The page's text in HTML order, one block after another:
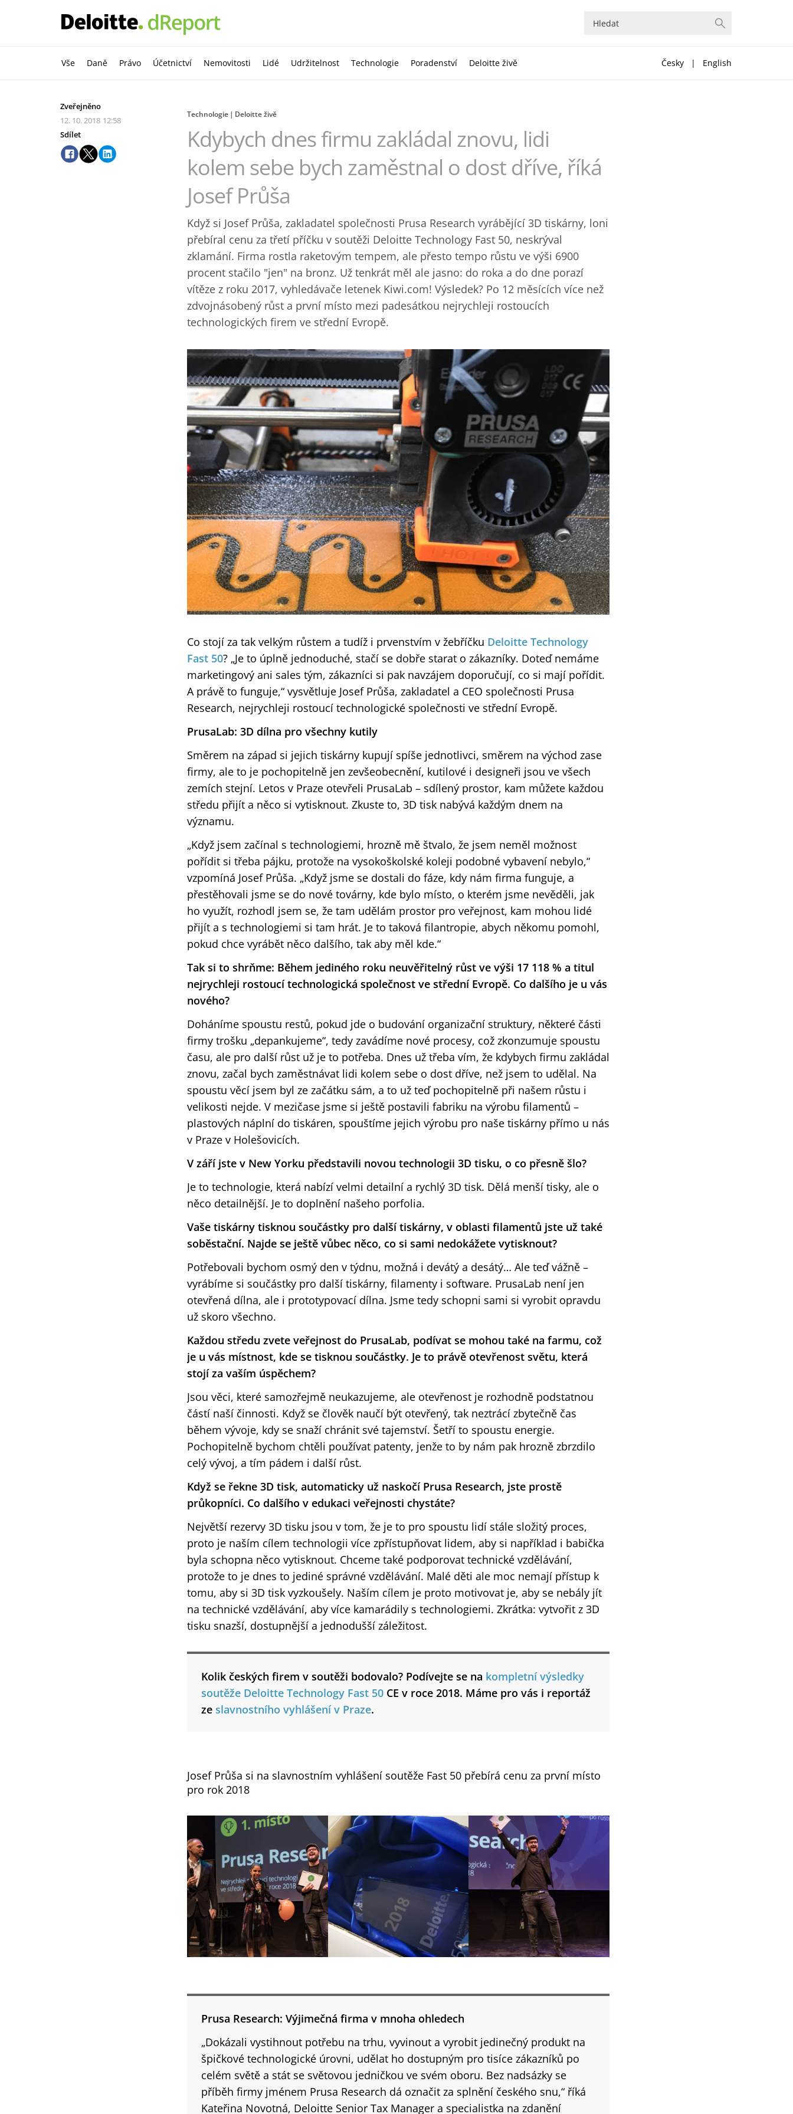
Vše Daně Právo Účetnictví Nemovitosti Lidé Udržitelnost Technologie Poradenství Deloitte živě Česky | English
Zveřejněno
12. 10. 2018 12:58
Sdílet
Technologie Deloitte živě
Kdybych dnes firmu zakládal znovu, lidi
kolem sebe bych zaměstnal o dost dříve, říká
Josef Průša
Když si Josef Průša, zakladatel společnosti Prusa Research vyrábějící 3D tiskárny, loni
přebíral cenu za třetí příčku v soutěži Deloitte Technology Fast 50, neskrýval
zklamání. Firma rostla raketovým tempem, ale přesto tempo růstu ve výši 6900
procent stačilo "jen" na bronz. Už tenkrát měl ale jasno: do roka a do dne porazí
vítěze z roku 2017, vyhledávače letenek Kiwi.com! Výsledek? Po 12 měsících více než
zdvojnásobený růst a první místo mezi padesátkou nejrychleji rostoucích
technologických firem ve střední Evropě.
Co stojí za tak velkým růstem a tudíž i prvenstvím v žebříčku Deloitte Technology
Fast 50? „Je to úplně jednoduché, stačí se dobře starat o zákazníky. Doteď nemáme
marketingový ani sales tým, zákazníci si pak navzájem doporučují, co si mají pořídit.
A právě to funguje,“ vysvětluje Josef Průša, zakladatel a CEO společnosti Prusa
Research, nejrychleji rostoucí technologické společnosti ve střední Evropě.
PrusaLab: 3D dílna pro všechny kutily
Směrem na západ si jejich tiskárny kupují spíše jednotlivci, směrem na východ zase
firmy, ale to je pochopitelně jen zevšeobecnění, kutilové i designeři jsou ve všech
zemích stejní. Letos v Praze otevřeli PrusaLab – sdílený prostor, kam můžete každou
středu přijít a něco si vytisknout. Zkuste to, 3D tisk nabývá každým dnem na
významu.
„Když jsem začínal s technologiemi, hrozně mě štvalo, že jsem neměl možnost
pořídit si třeba pájku, protože na vysokoškolské koleji podobné vybavení nebylo,“
vzpomíná Josef Průša. „Když jsme se dostali do fáze, kdy nám firma funguje, a
přestěhovali jsme se do nové továrny, kde bylo místo, o kterém jsme nevěděli, jak
ho využít, rozhodl jsem se, že tam udělám prostor pro veřejnost, kam mohou lidé
přijít a s technologiemi si tam hrát. Je to taková filantropie, abych někomu pomohl,
pokud chce vyrábět něco dalšího, tak aby měl kde.“
Tak si to shrňme: Během jediného roku neuvěřitelný růst ve výši 17 118 % a titul
nejrychleji rostoucí technologická společnost ve střední Evropě. Co dalšího je u vás
nového?
Doháníme spoustu restů, pokud jde o budování organizační struktury, některé části
firmy trošku „depankujeme“, tedy zavádíme nové procesy, což zkonzumuje spoustu
času, ale pro další růst už je to potřeba. Dnes už třeba vím, že kdybych firmu zakládal
znovu, začal bych zaměstnávat lidi kolem sebe o dost dříve, než jsem to udělal. Na
spoustu věcí jsem byl ze začátku sám, a to už teď pochopitelně při našem růstu i
velikosti nejde. V mezičase jsme si ještě postavili fabriku na výrobu filamentů –
plastových náplní do tiskáren, spouštíme jejich výrobu pro naše tiskárny přímo u nás
v Praze v Holešovicích.
V září jste v New Yorku představili novou technologii 3D tisku, o co přesně šlo?
Je to technologie, která nabízí velmi detailní a rychlý 3D tisk. Dělá menší tisky, ale o
něco detailnější. Je to doplnění našeho porfolia.
Vaše tiskárny tisknou součástky pro další tiskárny, v oblasti filamentů jste už také
soběstační. Najde se ještě vůbec něco, co si sami nedokážete vytisknout?
Potřebovali bychom osmý den v týdnu, možná i devátý a desátý… Ale teď vážně –
vyrábíme si součástky pro další tiskárny, filamenty i software. PrusaLab není jen
otevřená dílna, ale i prototypovací dílna. Jsme tedy schopni sami si vyrobit opravdu
už skoro všechno.
Každou středu zvete veřejnost do PrusaLab, podívat se mohou také na farmu, což
je u vás místnost, kde se tisknou součástky. Je to právě otevřenost světu, která
stojí za vaším úspěchem?
Jsou věci, které samozřejmě neukazujeme, ale otevřenost je rozhodně podstatnou
částí naší činnosti. Když se člověk naučí být otevřený, tak neztrácí zbytečně čas
během vývoje, kdy se snaží chránit své tajemství. Šetří to spoustu energie.
Pochopitelně bychom chtěli používat patenty, jenže to by nám pak hrozně zbrzdilo
celý vývoj, a tím pádem i další růst.
Když se řekne 3D tisk, automaticky už naskočí Prusa Research, jste prostě
průkopníci. Co dalšího v edukaci veřejnosti chystáte?
Největší rezervy 3D tisku jsou v tom, že je to pro spoustu lidí stále složitý proces,
proto je naším cílem technologii více zpřístupňovat lidem, aby si například i babička
byla schopna něco vytisknout. Chceme také podporovat technické vzdělávání,
protože to je dnes to jediné správné vzdělávání. Malé děti ale moc nemají přístup k
tomu, aby si 3D tisk vyzkoušely. Naším cílem je proto motivovat je, aby se nebály jít
na technické vzdělávání, aby více kamarádily s technologiemi. Zkrátka: vytvořit z 3D
tisku snazší, dostupnější a jednodušší záležitost.
Kolik českých firem v soutěži bodovalo? Podívejte se na kompletní výsledky
soutěže Deloitte Technology Fast 50 CE v roce 2018. Máme pro vás i reportáž
ze slavnostního vyhlášení v Praze.
Josef Průša si na slavnostním vyhlášení soutěže Fast 50 přebírá cenu za první místo
pro rok 2018
Prusa Research: Výjimečná firma v mnoha ohledech
„Dokázali vystihnout potřebu na trhu, vyvinout a vyrobit jedinečný produkt na
špičkové technologické úrovni, udělat ho dostupným pro tisíce zákazníků po
celém světě a stát se světovou jedničkou ve svém oboru. Bez nadsázky se
příběh firmy jménem Prusa Research dá označit za splnění českého snu,“ říká
Kateřina Novotná, Deloitte Senior Tax Manager a specialistka na zdanění